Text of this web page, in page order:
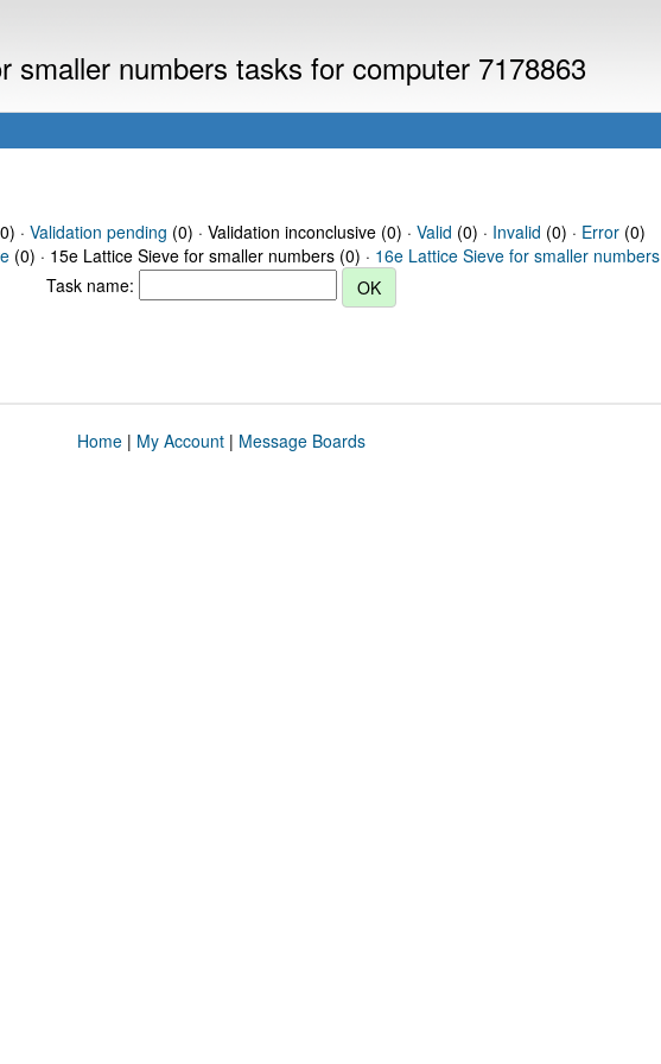
smaller numbers tasks for computer 7178863
· Validation pending (0) · Validation inconclusive (0) · Valid (0) · Invalid (0) · Error(0)
(0) · 15e Lattice Sieve for smaller numbers (0) · 16e Lattice Sieve for smaller numbers
Task name:
Home| My Account| Message Boards